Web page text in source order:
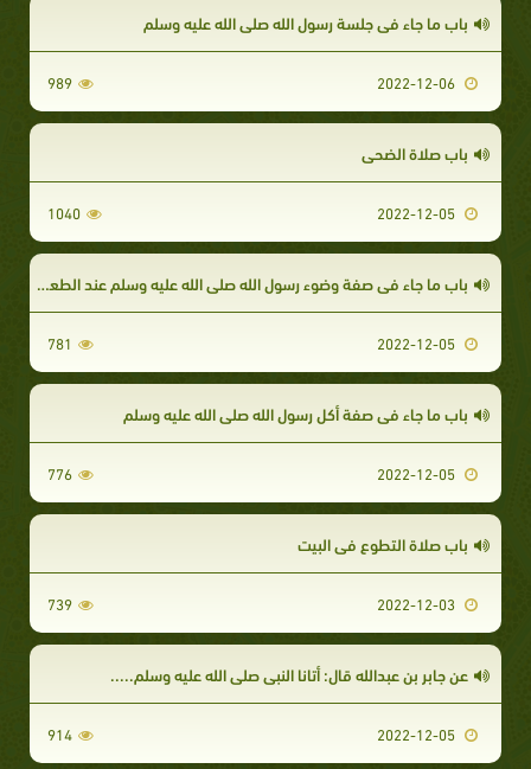
باب ما جاء في جِلسة رسول الله صلى الله عليه وسلم
989
باب صلاة الضحى
1040
باب ما جاء في صفة وضوء رسول الله صلى الله عليه وسلم عند الطعام
781
باب ما جاء في صفة أكل رسول الله صلى الله عليه وسلم
776
باب صلاة التطوع في البيت
739
عن جابر بن عبدالله قال: أتانا النبي صلى الله عليه وسلم.....
914